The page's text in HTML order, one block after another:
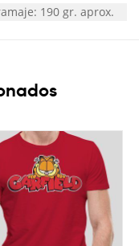
190 gr. aprox.